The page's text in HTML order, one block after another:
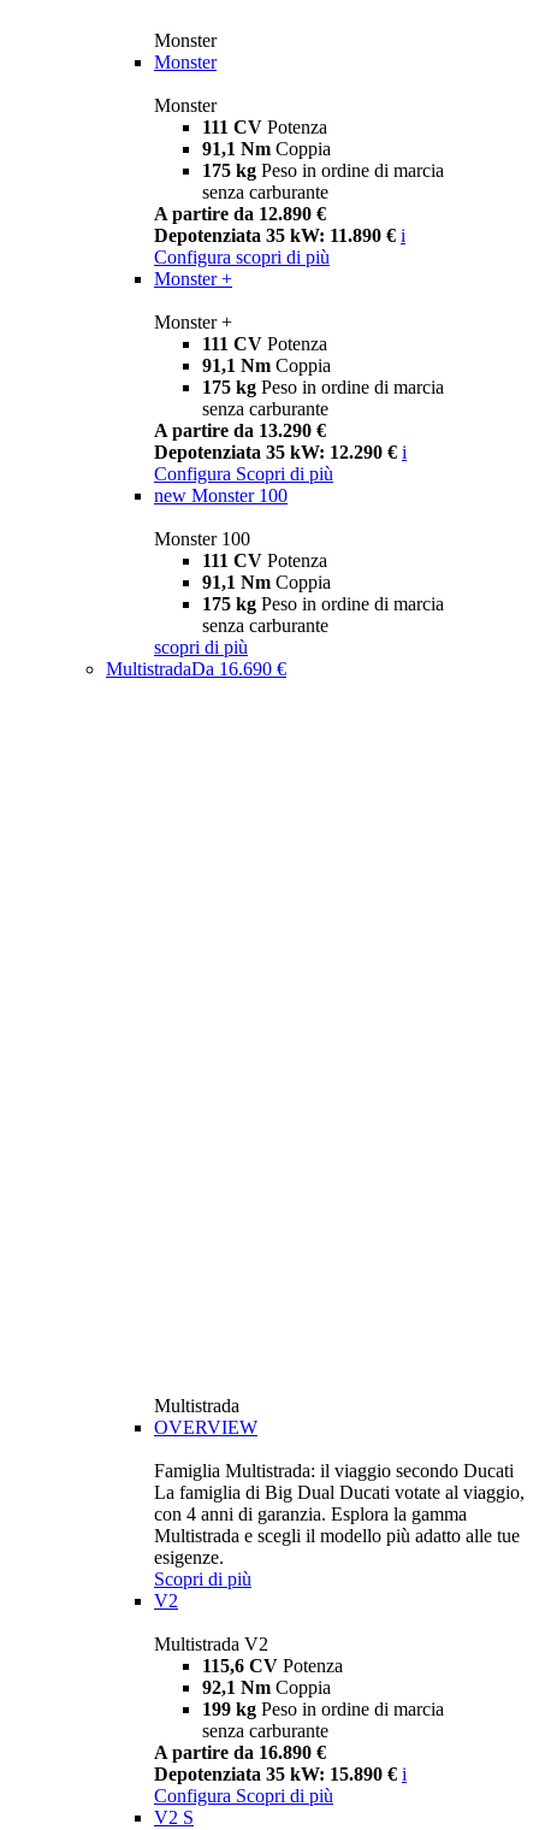
Monster
Monster
Monster
111 CV Potenza
91,1 Nm Coppia
175 kg Peso in ordine di marcia
senza carburante
A partire da 12.890 €
Depotenziata 35 kW: 11.890 € i
Configura scopri di più
Monster +
Monster +
111 CV Potenza
91,1 Nm Coppia
175 kg Peso in ordine di marcia
senza carburante
A partire da 13.290 €
Depotenziata 35 kW: 12.290 € i
Configura Scopri di più
new Monster 100
Monster 100
111 CV Potenza
91,1 Nm Coppia
175 kg Peso in ordine di marcia
senza carburante
scopri di più
MultistradaDa 16.690 €
Multistrada
OVERVIEW
Famiglia Multistrada: il viaggio secondo Ducati
La famiglia di Big Dual Ducati votate al viaggio,
con 4 anni di garanzia. Esplora la gamma
Multistrada e scegli il modello più adatto alle tue
esigenze.
Scopri di più
V2
Multistrada V2
115,6 CV Potenza
92,1 Nm Coppia
199 kg Peso in ordine di marcia
senza carburante
A partire da 16.890 €
Depotenziata 35 kW: 15.890 € i
Configura Scopri di più
V2 S